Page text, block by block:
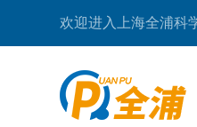
欢迎进入上海全浦科